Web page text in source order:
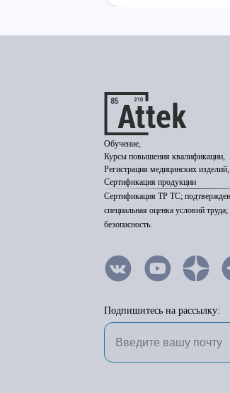
Обучение,
Курсы повышения квалификации,
Регистрация медицинских изделий,
Сертификация продукции
Сертификация ТР ТС;
специальная оценка условий
безопасность.
Подпишитесь на рассылку: